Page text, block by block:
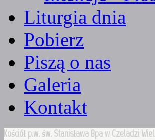
Liturgia dnia
Pobierz
Piszą o nas
Galeria
Kontakt
Kościół p.w. św. Stanisława Bpa w Czeladzi